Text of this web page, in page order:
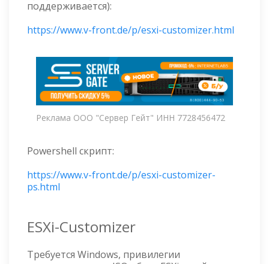
поддерживается):
https://www.v-front.de/p/esxi-customizer.html
Реклама ООО "Сервер Гейт" ИНН 7728456472
Powershell скрипт:
https://www.v-front.de/p/esxi-customizer-
ps.html
ESXi-Customizer
Требуется Windows, привилегии